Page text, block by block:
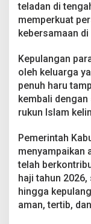
M
a
b
r
r
teladan di
memperkuat
kebersamaan
Kepulangan
oleh keluarga
penuh haru
kembali
rukun Islam
Pemerintah
menyampaikan
telah
haji tahun
hingga
aman, tertib,